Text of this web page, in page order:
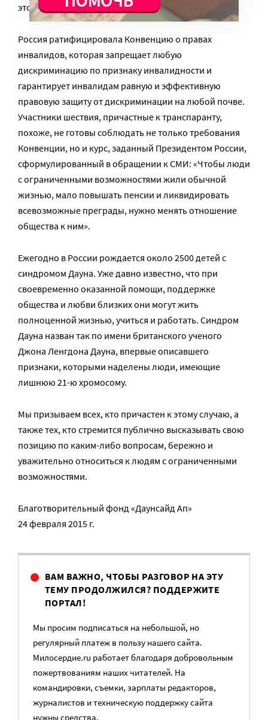
этого мероприятия.
Россия ратифицировала Конвенцию о правах
инвалидов, которая запрещает любую
дискриминацию по признаку инвалидности и
гарантирует инвалидам равную и эффективную
правовую защиту от дискриминации на любой почве.
Участники шествия, причастные к транспаранту,
похоже, не готовы соблюдать не только требования
Конвенции, но и курс, заданный Президентом России,
сформулированный в обращении к СМИ: «Чтобы люди
с ограниченными возможностями жили обычной
жизнью, мало повышать пенсии и ликвидировать
всевозможные преграды, нужно менять отношение
общества к ним».
Ежегодно в России рождается около 2500 детей с
синдромом Дауна. Уже давно известно, что при
своевременно оказанной помощи, поддержке
общества и любви близких они могут жить
полноценной жизнью, учиться и работать. Синдром
Дауна назван так по имени британского ученого
Джона Ленгдона Дауна, впервые описавшего
признаки, которыми наделены люди, имеющие
лишнюю 21-ю хромосому.
Мы призываем всех, кто причастен к этому случаю, а
также тех, кто стремится публично высказывать свою
позицию по каким-либо вопросам, бережно и
уважительно относиться к людям с ограниченными
возможностями.
Благотворительный фонд «Даунсайд Ап»
24 февраля 2015 г.
ВАМ ВАЖНО, ЧТОБЫ РАЗГОВОР НА ЭТУ
ТЕМУ ПРОДОЛЖИЛСЯ? ПОДДЕРЖИТЕ
ПОРТАЛ!
Мы просим подписаться на небольшой, но
регулярный платеж в пользу нашего сайта.
Милосердие.ru работает благодаря добровольным
пожертвованиям наших читателей. На
командировки, съемки, зарплаты редакторов,
журналистов и техническую поддержку сайта
нужны средства.